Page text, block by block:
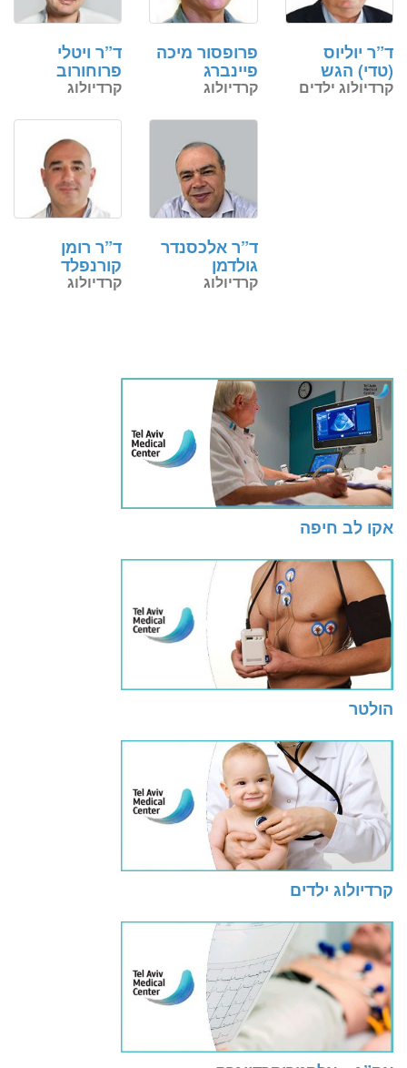
ד”ר ויטלי
פרוחורוב
קרדיולוג
פרופסור מיכה
פיינברג
קרדיולוג
ד”ר יוליוס
(טדי) הגש
קרדיולוג ילדים
ד”ר רומן
קורנפלד
קרדיולוג
ד”ר אלכסנדר
גולדמן
קרדיולוג
אקו לב חיפה
הולטר
קרדיולוג ילדים